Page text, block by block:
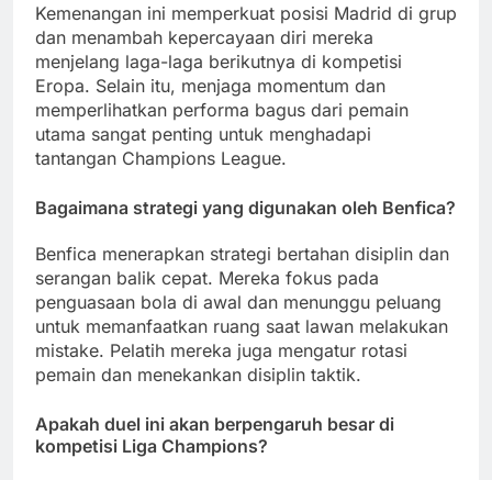
Kemenangan ini memperkuat posisi Madrid di grup
dan menambah kepercayaan diri mereka
menjelang laga-laga berikutnya di kompetisi
Eropa. Selain itu, menjaga momentum dan
memperlihatkan performa bagus dari pemain
utama sangat penting untuk menghadapi
tantangan Champions League.
Bagaimana strategi yang digunakan oleh Benfica?
Benfica menerapkan strategi bertahan disiplin dan
serangan balik cepat. Mereka fokus pada
penguasaan bola di awal dan menunggu peluang
untuk memanfaatkan ruang saat lawan melakukan
mistake. Pelatih mereka juga mengatur rotasi
pemain dan menekankan disiplin taktik.
Apakah duel ini akan berpengaruh besar di
kompetisi Liga Champions?